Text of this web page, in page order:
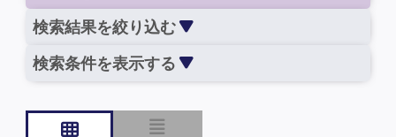
検索結果を絞り込む
検索条件を表示する